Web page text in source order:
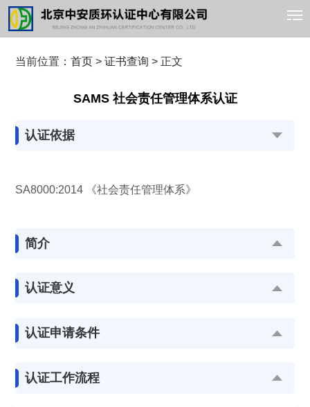
当前位置：首页 >证书查询 > 正文
SAMS 社会责任管理体系认证
认证依据
SA8000:2014 《社会责任管理体系》
简介
认证意义
认证申请条件
认证工作流程